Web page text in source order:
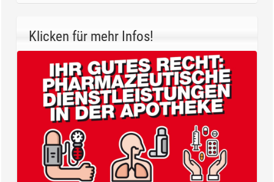
Klicken für mehr Infos!